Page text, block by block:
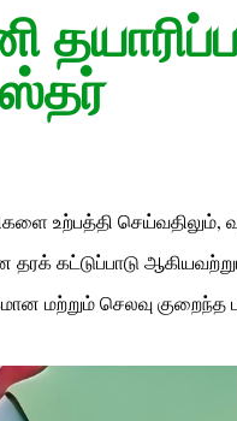
செய்வதிலும்,
தரக் கட்டுப்பாடு
மற்றும் செலவு